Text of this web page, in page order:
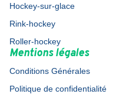
Hockey-sur-glace
Rink-hockey
Roller-hockey
Mentions légales
Conditions Générales
Politique de confidentialité